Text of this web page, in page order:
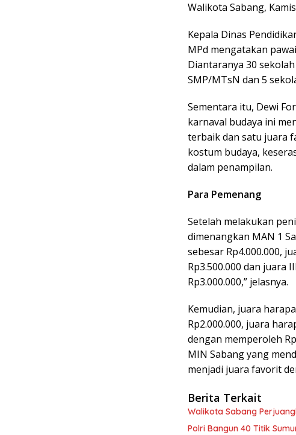
Walikota Sabang,
Kepala Dinas
MPd mengatakan
Diantaranya 30
SMP/MTsN dan 5
Sementara itu, Dewi
karnaval budaya ini
terbaik dan satu juara
kostum budaya,
dalam penampilan.
Para Pemenang
Setelah melakukan
dimenangkan MAN 1
sebesar Rp4.000.000,
Rp3.500.000 dan juara
Rp3.000.000,” jelasnya.
Kemudian, juara
Rp2.000.000, juara
dengan memperoleh
MIN Sabang yang
menjadi juara favorit
Berita Terkait
Walikota Sabang
Polri Bangun 40 Titik